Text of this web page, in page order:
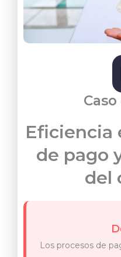
Eficiencia
de pago
del
Los procesos de